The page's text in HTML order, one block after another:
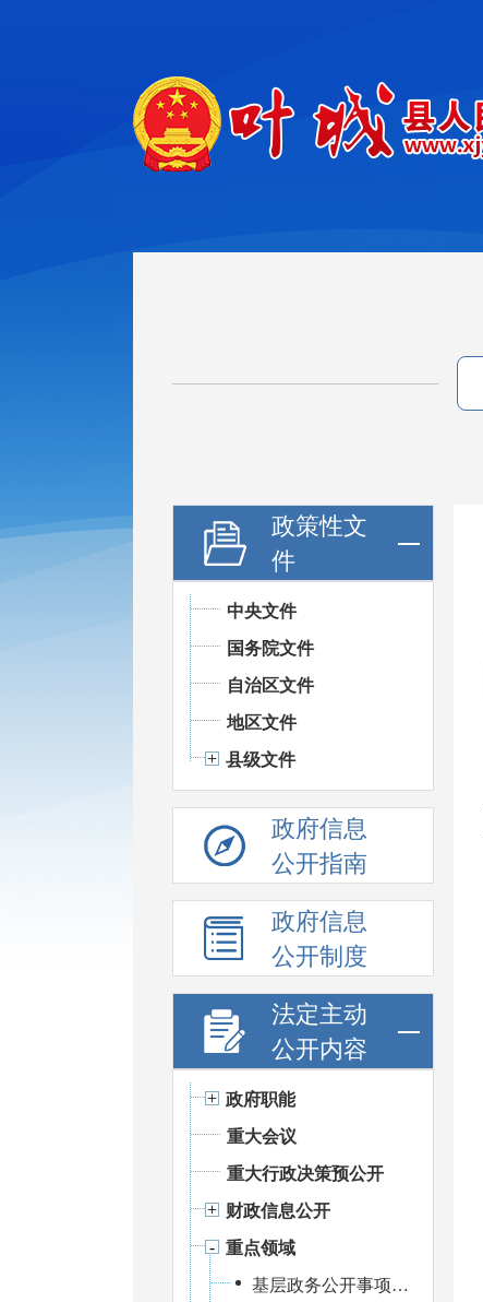
政策性文
件
中央文件
国务院文件
自治区文件
地区文件
县级文件
政府信息
公开指南
政府信息
公开制度
法定主动
公开内容
政府职能
重大会议
重大行政决策预公开
财政信息公开
重点领域
基层政务公开事项标准目录